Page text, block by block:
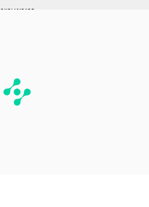
PUBLICIDADE